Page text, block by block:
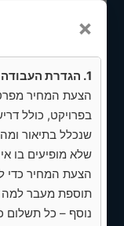
המותג (לוגו,
אמינות, ניקיון
✅ בנייה
חנות/קטלוג
מוצר גמישה),
לפעולה, יכולת
✅ דפי מוצר עם
פרטים טכניים,
וביקורות
×
1. הגדרת העבודה
הצעת המחיר
בפרויקט, כולל
שנכלל בתיאור
שלא מופיעים בו
הצעת המחיר כדי
תוספת מעבר למה
נוסף – כל תשלום